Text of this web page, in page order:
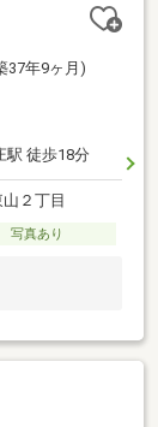
37年9ヶ月)
駅 徒歩18分
２丁目
写真あり